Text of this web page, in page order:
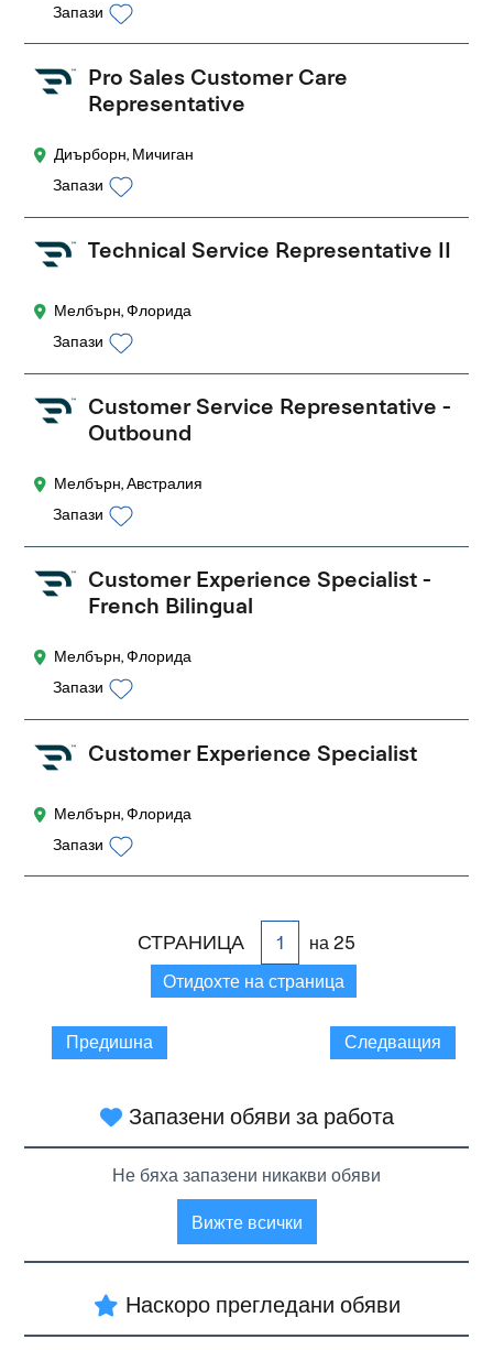
Запази
Pro Sales Customer Care
Representative
Диърборн, Мичиган
Запази
Technical Service Representative II
Мелбърн, Флорида
Запази
Customer Service Representative -
Outbound
Мелбърн, Австралия
Запази
Customer Experience Specialist -
French Bilingual
Мелбърн, Флорида
Запази
Customer Experience Specialist
Мелбърн, Флорида
Запази
СТРАНИЦА
на 25
Отидохте на страница
Предишна Следващия
Запазени обяви за работа
Не бяха запазени никакви обяви
Вижте всички
Наскоро прегледани обяви